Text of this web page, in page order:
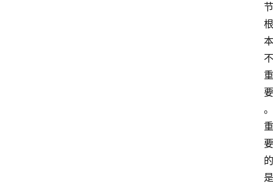
节
根
本
不
重
要
。
重
要
的
是